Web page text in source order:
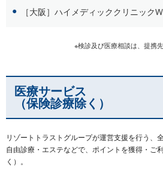
［大阪］ハイメディッククリニック
※検診及び医療相談は、提携
医療サービス
（保険診療除く）
リゾートトラストグループが運営支援を行う、
自由診療・エステなどで、ポイントを獲得・ご
く）。